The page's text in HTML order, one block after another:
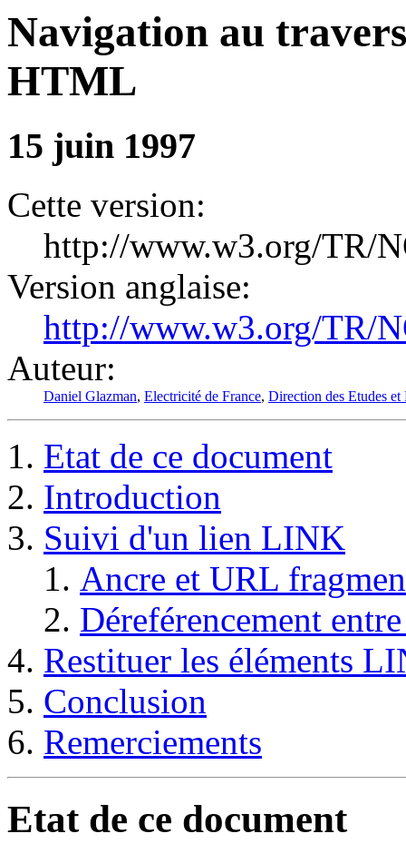
Navigation au
HTML
15 juin 1997
Cette version:
http://www.w3.org/TR/
Version anglaise:
http://www.w3.org/TR/
Auteur:
Daniel Glazman, Electricité de France, Direction des Etudes et
Etat de ce document
Introduction
Suivi d'un lien LINK
Ancre et URL
Déreférencement
Restituer les éléments
Conclusion
Remerciements
Etat de ce document